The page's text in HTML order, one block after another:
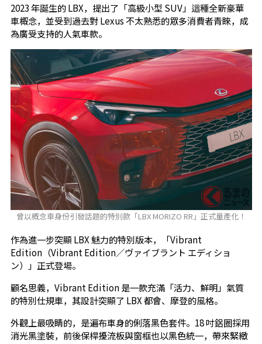
2023 年誕生的 LBX，提出了「高級小型 SUV」這種全新豪華
車概念，並受到過去對 Lexus 不太熟悉的眾多消費者青睞，成
為廣受支持的人氣車款。
曾以概念車身份引發話題的特別款「LBX MORIZO RR」正式量產化！
作為進一步突顯 LBX 魅力的特別版本，「Vibrant
Edition（Vibrant Edition／ヴァイブラント エディショ
ン）」正式登場。
顧名思義，Vibrant Edition 是一款充滿「活力、鮮明」氣質
的特別仕規車，其設計突顯了 LBX 都會、摩登的風格。
外觀上最吸睛的，是遍布車身的俐落黑色套件。18 吋鋁圈採用
消光黑塗裝，前後保桿擾流板與窗框也以黑色統一，帶來緊緻